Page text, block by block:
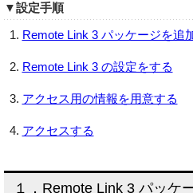
▼設定手順
Remote Link 3 パッケージを追
Remote Link 3 の設定をする
アクセス用の情報を用意する
アクセスする
１．Remote Link 3 パッケ